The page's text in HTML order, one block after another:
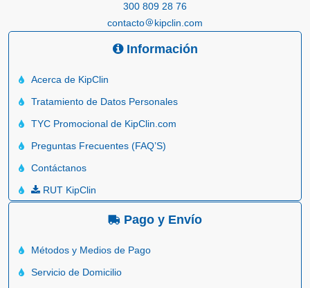
300 809 28 76
contacto
kipclin.com
Información
Acerca de KipClin
Tratamiento de Datos Personales
TYC Promocional de KipClin.com
Preguntas Frecuentes (FAQ’S)
Contáctanos
RUT KipClin
Pago y Envío
Métodos y Medios de Pago
Servicio de Domicilio